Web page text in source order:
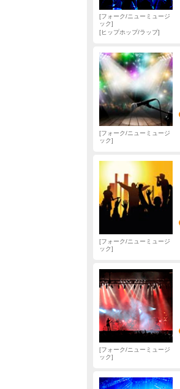
フォーク/ニューミュージ
ック
ヒップホップ/ラップ
フォーク/ニューミュージ
ック
フォーク/ニューミュージ
ック
フォーク/ニューミュージ
ック